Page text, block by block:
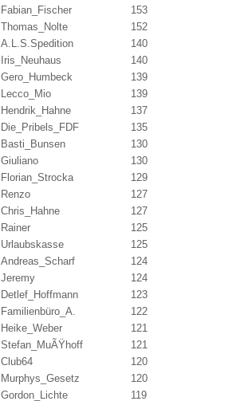
Fabian_Fischer
153
Thomas_Nolte
152
A.L.S.Spedition
140
Iris_Neuhaus
140
Gero_Humbeck
139
Lecco_Mio
139
Hendrik_Hahne
137
Die_Pribels_FDF
135
Basti_Bunsen
130
Giuliano
130
Florian_Strocka
129
Renzo
127
Chris_Hahne
127
Rainer
125
Urlaubskasse
125
Andreas_Scharf
124
Jeremy
124
Detlef_Hoffmann
123
Familienbüro_A.
122
Heike_Weber
121
Stefan_MuÃŸhoff
121
Club64
120
Murphys_Gesetz
120
Gordon_Lichte
119